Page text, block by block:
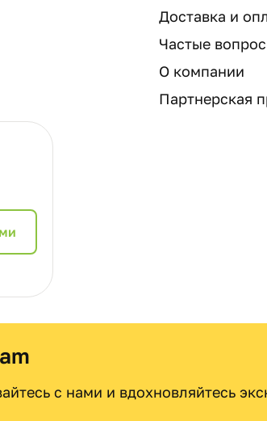
Доставка и
Частые
О компании
Партнерская
с нами и вдохновляйтесь